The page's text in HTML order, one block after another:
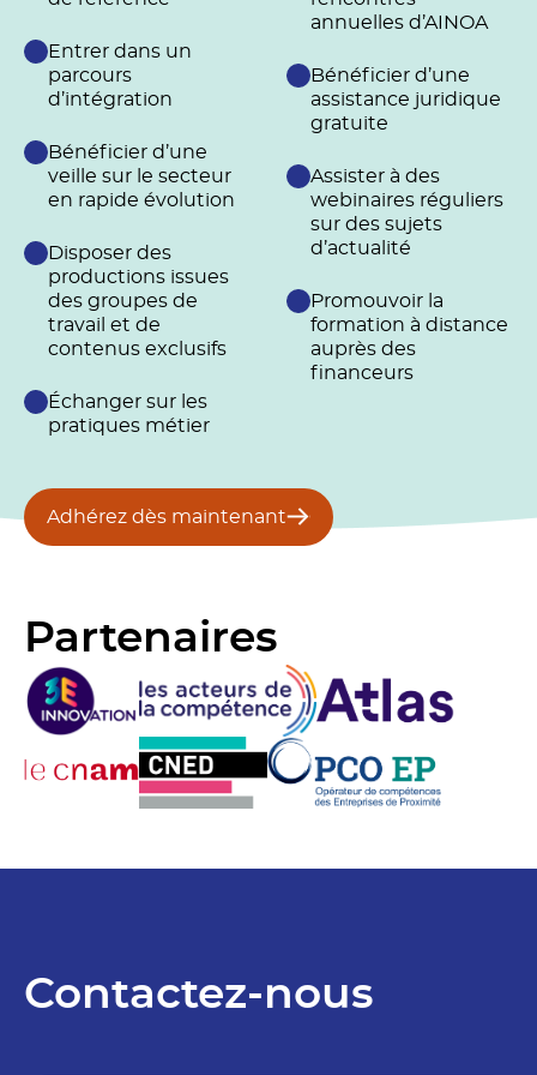
Entrer dans un
parcours
d’intégration
Bénéficier d’une
veille sur le secteur
en rapide évolution
Disposer des
productions issues
des groupes de
travail et de
contenus exclusifs
Échanger sur les
pratiques métier
annuelles d’AINOA
Bénéficier d’une
assistance juridique
gratuite
Assister à des
webinaires réguliers
sur des sujets
d’actualité
Promouvoir la
formation à distance
auprès des
financeurs
Adhérez dès maintenant
Partenaires
Contactez-nous